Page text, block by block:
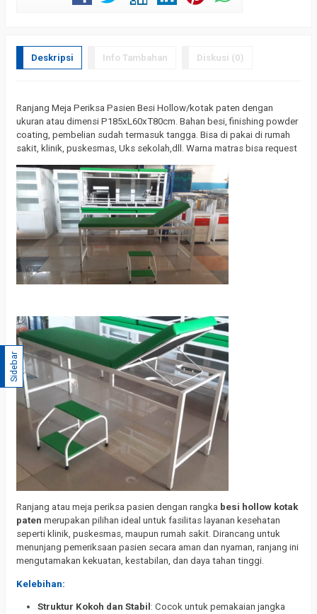
Deskripsi Info Tambahan Diskusi (0)
Ranjang Meja Periksa Pasien Besi Hollow/kotak paten dengan
ukuran atau dimensi P185xL60xT80cm. Bahan besi, finishing powder
coating, pembelian sudah termasuk tangga. Bisa di pakai di rumah
sakit, klinik, puskesmas, Uks sekolah,dll. Warna matras bisa request
Ranjang atau meja periksa pasien dengan rangka besi hollow kotak
paten merupakan pilihan ideal untuk fasilitas layanan kesehatan
seperti klinik, puskesmas, maupun rumah sakit. Dirancang untuk
menunjang pemeriksaan pasien secara aman dan nyaman, ranjang ini
mengutamakan kekuatan, kestabilan, dan daya tahan tinggi.
Kelebihan:
Struktur Kokoh dan Stabil : Cocok untuk pemakaian jangka
Sidebar